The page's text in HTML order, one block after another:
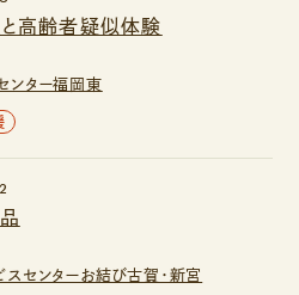
高齢者疑似体験
ンター福岡東
スセンターお結び古賀・新宮